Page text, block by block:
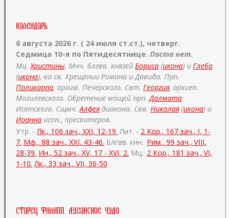
Календарь
6 августа 2026 г. ( 24 июля ст.ст.), четверг.
Седмица 10-я по Пятидесятнице. Поста нет.
Мц.Христины. Мчч. блгвв. князей Бориса (икона) и Глеба
(икона), во св. Крещении Романа и Давида. Прп.
Поликарпа, архим. Печерского. Свт. Георгия, архиеп.
Могилевского. Обретение мощей прп.Далмата
Исетского. Сщмч.Алфея диакона. Свв. Николая (икона) и
Иоанна испп., пресвитеров.
Утр. -Лк., 106 зач., XXI, 12-19. Лит. - 2 Кор., 167 зач., I, 1-
7. Мф., 88 зач., XXI, 43-46. Блгвв. кнн.: Рим., 99 зач., VIII,
28-39. Ин., 52 зач., XV, 17 - XVI, 2. Мц.: 2 Кор., 181 зач., VI,
1-10. Лк., 33 зач., VII, 36-50 .
Старец Филипп. Луганское чудо.